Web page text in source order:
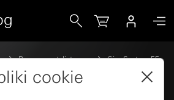
Programy stylistyczne
Gira System 55
cookie